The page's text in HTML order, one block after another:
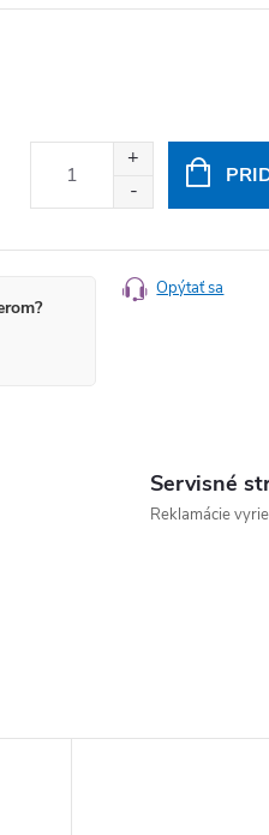
Opýtať sa
Servisné
Reklamácie